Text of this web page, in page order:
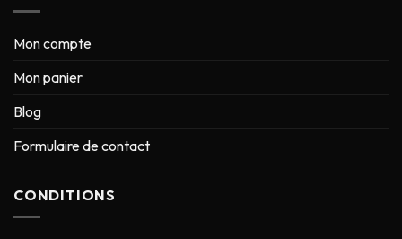
Mon compte
Mon panier
Blog
Formulaire de contact
CONDITIONS